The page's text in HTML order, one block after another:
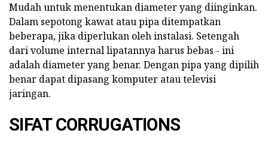
Mudah untuk menentukan diameter yang diinginkan.
Dalam sepotong kawat atau pipa ditempatkan
beberapa, jika diperlukan oleh instalasi. Setengah
dari volume internal lipatannya harus bebas - ini
adalah diameter yang benar. Dengan pipa yang dipilih
benar dapat dipasang komputer atau televisi
jaringan.
SIFAT CORRUGATIONS